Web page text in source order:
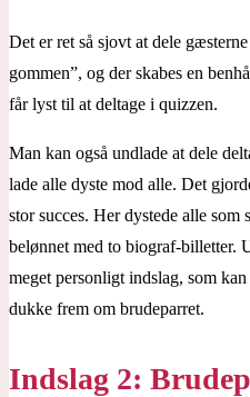
Det er ret så sjovt at dele
gommen”, og der skabes en
får lyst til at deltage i quizzen.
Man kan også undlade at dele
lade alle dyste mod alle. Det
stor succes. Her dystede alle
belønnet med to biograf-billetter.
meget personligt indslag, som
dukke frem om brudeparret.
Indslag 2: